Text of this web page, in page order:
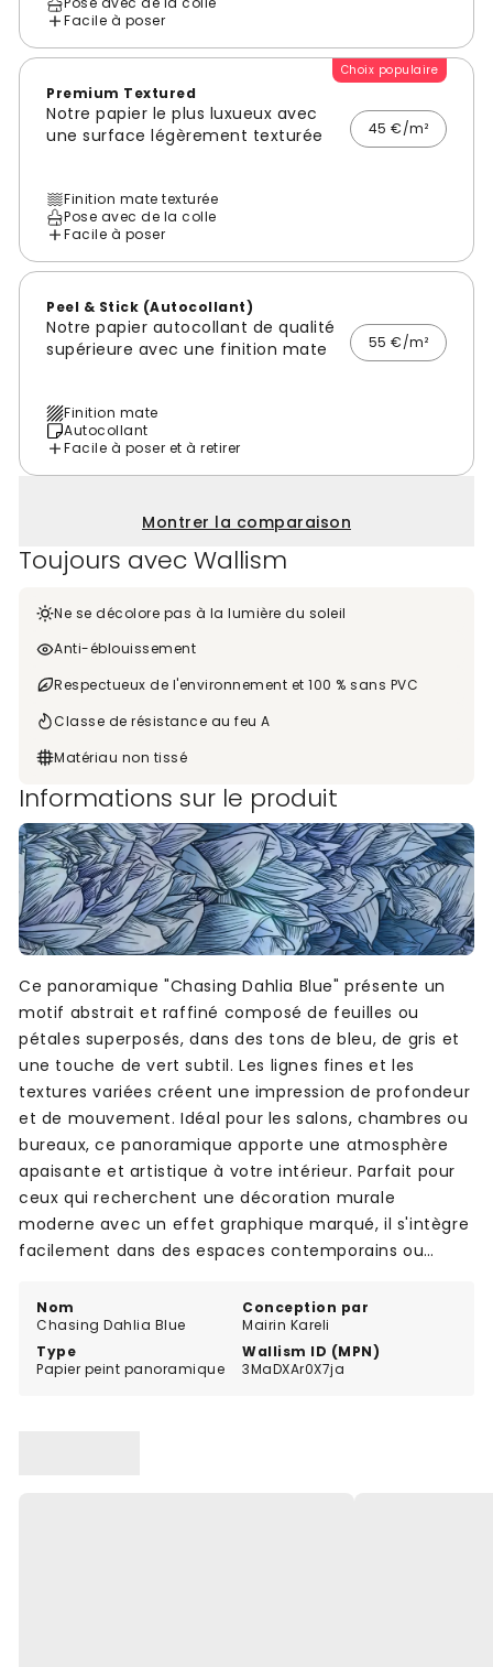
Facile à poser
Choix populaire
Premium Textured
Notre papier le plus luxueux avec
une surface légèrement texturée
45 €/m²
Finition mate texturée
Pose avec de la colle
Facile à poser
Peel & Stick (Autocollant)
Notre papier autocollant de qualité
supérieure avec une finition mate
55 €/m²
Finition mate
Autocollant
Facile à poser et à retirer
Montrer la comparaison
Toujours avec Wallism
Ne se décolore pas à la lumière du soleil
Anti-éblouissement
Respectueux de l'environnement et 100 % sans PVC
Classe de résistance au feu A
Matériau non tissé
Informations sur le produit
Nom
Chasing Dahlia Blue
Conception par
Mairin Kareli
Type
Papier peint panoramique
Wallism ID (MPN)
3MaDXAr0X7ja
Ce panoramique "Chasing Dahlia Blue" présente un
motif abstrait et raffiné composé de feuilles ou
pétales superposés, dans des tons de bleu, de gris et
une touche de vert subtil. Les lignes fines et les
textures variées créent une impression de profondeur
et de mouvement. Idéal pour les salons, chambres ou
bureaux, ce panoramique apporte une atmosphère
apaisante et artistique à votre intérieur. Parfait pour
ceux qui recherchent une décoration murale
moderne avec un effet graphique marqué, il s'intègre
facilement dans des espaces contemporains ou
couloirs pour un effet visuel saisissant.